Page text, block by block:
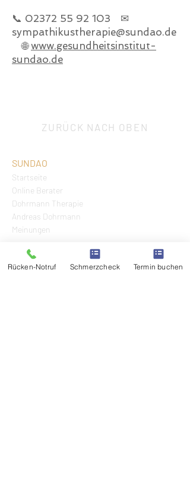
📞 02372 55 92 103 ✉
sympathikustherapie@sundao.de
🌐www.gesundheitsinstitut-
sundao.de
ZURÜCK NACH OBEN
SUNDAO
Startseite
Online Berater
Dohrmann Therapie
Andreas Dohrmann
Meinungen
LEISTUNGEN
Terminbuchung
Rücken-Notruf Schmerzcheck Termin buchen